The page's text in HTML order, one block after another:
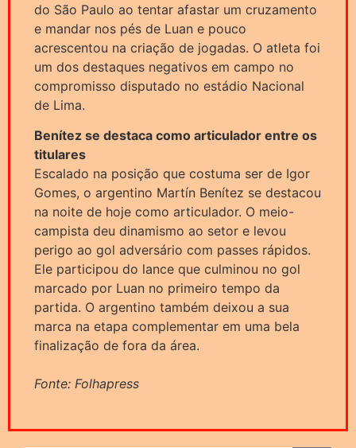
do São Paulo ao tentar afastar um cruzamento
e mandar nos pés de Luan e pouco
acrescentou na criação de jogadas. O atleta foi
um dos destaques negativos em campo no
compromisso disputado no estádio Nacional
de Lima.
Benítez se destaca como articulador entre os
titulares
Escalado na posição que costuma ser de Igor
Gomes, o argentino Martín Benítez se destacou
na noite de hoje como articulador. O meio-
campista deu dinamismo ao setor e levou
perigo ao gol adversário com passes rápidos.
Ele participou do lance que culminou no gol
marcado por Luan no primeiro tempo da
partida. O argentino também deixou a sua
marca na etapa complementar em uma bela
finalização de fora da área.
Fonte: Folhapress